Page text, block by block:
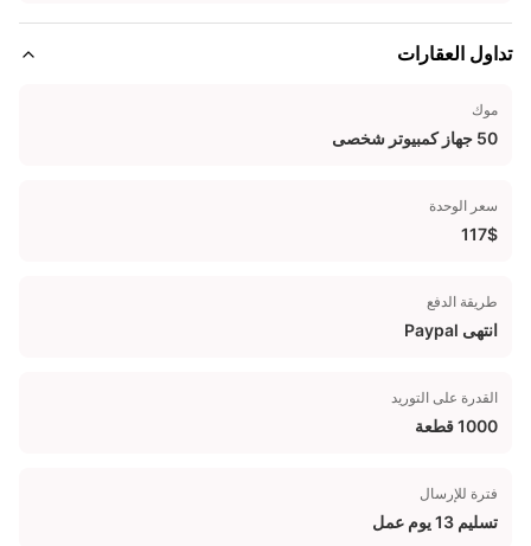
تداول العقارات
موك
50 جهاز كمبيوتر شخصى
سعر الوحدة
117$
طريقة الدفع
انتهى Paypal
القدرة على التوريد
1000 قطعة
فترة للإرسال
تسليم 13 يوم عمل